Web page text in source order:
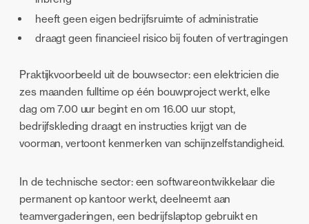
heeft geen eigen bedrijfsruimte of administratie
draagt geen financieel risico bij fouten of vertragingen
Praktijkvoorbeeld uit de bouwsector: een elektricien die
zes maanden fulltime op één bouwproject werkt, elke
dag om 7.00 uur begint en om 16.00 uur stopt,
bedrijfskleding draagt en instructies krijgt van de
voorman, vertoont kenmerken van schijnzelfstandigheid.
In de technische sector: een softwareontwikkelaar die
permanent op kantoor werkt, deelneemt aan
teamvergaderingen, een bedrijfslaptop gebruikt en